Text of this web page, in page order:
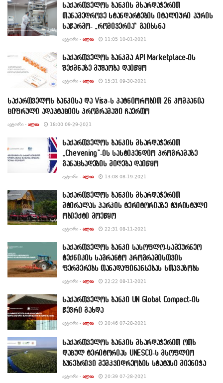
საქართველოს ბანკის მხარდაჭერით
თანამედროვე სტანდარტების იტალიური პურის
საწარმო- „რომივერია“ გაიხსნა
ᲐᲕᲢᲝᲠᲘ - ᲐᲚᲘᲐ 11:05 10-01-2021
საქართველოს ბანკმა API Marketplace-ის
შექმნაზე მუშაობა დაიწყო
ᲐᲕᲢᲝᲠᲘ - ᲐᲚᲘᲐ 15:31 09-30-2021
საქართველოს ბანკისა და Visa-ს პატნიორობით 26 კომპანია
ციფრული ადაპტაციის პროგრამაში ჩაერთო
ᲐᲕᲢᲝᲠᲘ - ᲐᲚᲘᲐ 18:00 09-29-2021
საქართველოს ბანკის მხარდაჭერით
„Chevening”-ის სასტიპენდიო პროგრამაზე
განაცხადების მიღება დაიწყო
ᲐᲕᲢᲝᲠᲘ - ᲐᲚᲘᲐ 13:08 08-19-2021
საქართველოს ბანკის მხარდაჭერით
მტირალას პარკის ტერიტორიაზე ტურისტული
ობიექტი მოეწყო
ᲐᲕᲢᲝᲠᲘ - ᲐᲚᲘᲐ 22:31 08-11-2021
საქართველოს ბანკი სასოფლო-სამეურნეო
ტექნიკის საგრანტო პროგრამისთვის
ფერმერებს თანადაფინანსებას სთავაზობს
ᲐᲕᲢᲝᲠᲘ - ᲐᲚᲘᲐ 22:22 08-11-2021
საქართველოს ბანკი UN Global Compact-ის
წევრი გახდა
ᲐᲕᲢᲝᲠᲘ - ᲐᲚᲘᲐ 20:46 07-28-2021
საქართველოს ბანკის მხარდაჭერით ოთხ
დაცულ ტერიტორიას UNESCO-ს მსოფლიო
ბუნებრივი მემკვიდრეობის სტატუსი მიენიჭა
ᲐᲕᲢᲝᲠᲘ - ᲐᲚᲘᲐ 20:39 07-28-2021